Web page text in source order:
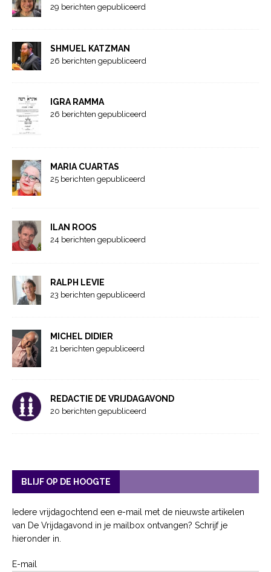
29 berichten gepubliceerd
SHMUEL KATZMAN
26 berichten gepubliceerd
IGRA RAMMA
26 berichten gepubliceerd
MARIA CUARTAS
25 berichten gepubliceerd
ILAN ROOS
24 berichten gepubliceerd
RALPH LEVIE
23 berichten gepubliceerd
MICHEL DIDIER
21 berichten gepubliceerd
REDACTIE DE VRIJDAGAVOND
20 berichten gepubliceerd
BLIJF OP DE HOOGTE
Iedere vrijdagochtend een e-mail met de nieuwste artikelen
van De Vrijdagavond in je mailbox ontvangen? Schrijf je
hieronder in.
E-mail